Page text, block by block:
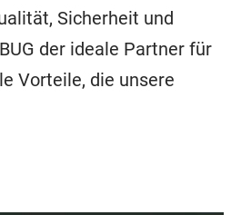
Sicherheit und
der ideale Partner für
Vorteile, die unsere